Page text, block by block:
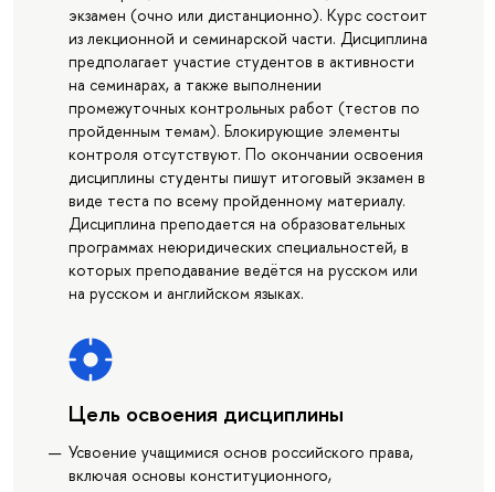
экзамен (очно или дистанционно). Курс состоит
из лекционной и семинарской части. Дисциплина
предполагает участие студентов в активности
на семинарах, а также выполнении
промежуточных контрольных работ (тестов по
пройденным темам). Блокирующие элементы
контроля отсутствуют. По окончании освоения
дисциплины студенты пишут итоговый экзамен в
виде теста по всему пройденному материалу.
Дисциплина преподается на образовательных
программах неюридических специальностей, в
которых преподавание ведётся на русском или
на русском и английском языках.
Цель освоения дисциплины
Усвоение учащимися основ российского права,
включая основы конституционного,